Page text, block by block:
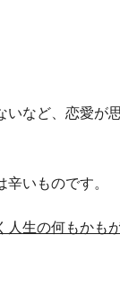
など、恋愛が
いものです。
人生の何もかも